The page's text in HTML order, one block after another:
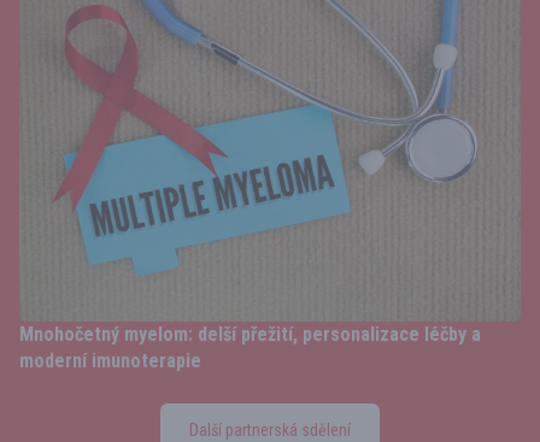
Mnohočetný myelom: delší přežití, personalizace léčby a
moderní imunoterapie
Další partnerská sdělení